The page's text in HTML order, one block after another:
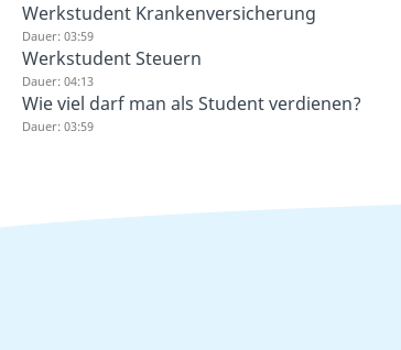
Werkstudent Krankenversicherung
Dauer: 03:59
Werkstudent Steuern
Dauer: 04:13
Wie viel darf man als Student verdienen?
Dauer: 03:59